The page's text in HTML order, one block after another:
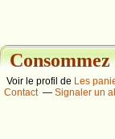
Voir le profil de Les
Contact
Signaler un